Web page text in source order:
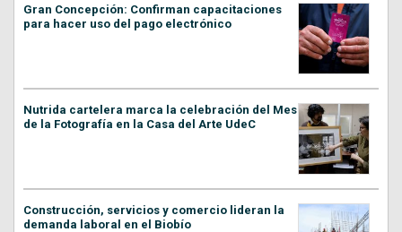
Gran Concepción: Confirman capacitaciones
para hacer uso del pago electrónico
Nutrida cartelera marca la celebración del Mes
de la Fotografía en la Casa del Arte UdeC
Construcción, servicios y comercio lideran la
demanda laboral en el Biobío